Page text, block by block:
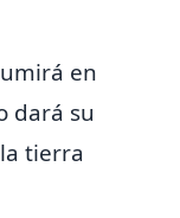
en
dará su
tierra